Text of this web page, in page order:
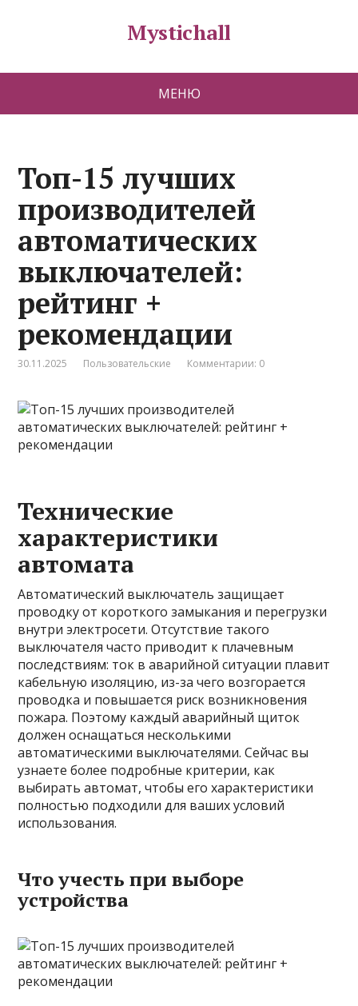
Mystichall
МЕНЮ
Топ-15 лучших
производителей
автоматических
выключателей:
рейтинг +
рекомендации
30.11.2025 Пользовательские Комментарии: 0
Технические
характеристики
автомата
Автоматический выключатель защищает
проводку от короткого замыкания и перегрузки
внутри электросети. Отсутствие такого
выключателя часто приводит к плачевным
последствиям: ток в аварийной ситуации плавит
кабельную изоляцию, из-за чего возгорается
проводка и повышается риск возникновения
пожара. Поэтому каждый аварийный щиток
должен оснащаться несколькими
автоматическими выключателями. Сейчас вы
узнаете более подробные критерии, как
выбирать автомат, чтобы его характеристики
полностью подходили для ваших условий
использования.
Что учесть при выборе
устройства